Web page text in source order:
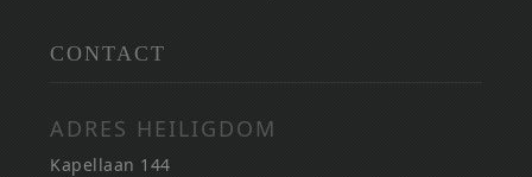
CONTACT
ADRES HEILIGDOM
Kapellaan 144